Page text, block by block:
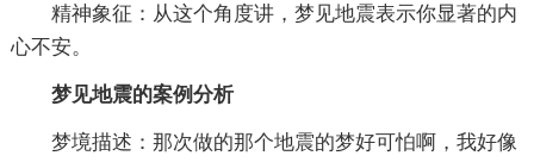
精神象征：从这个角度讲，梦见地震表示你显著的内
心不安。
梦见地震的案例分析
梦境描述：那次做的那个地震的梦好可怕啊，我好像